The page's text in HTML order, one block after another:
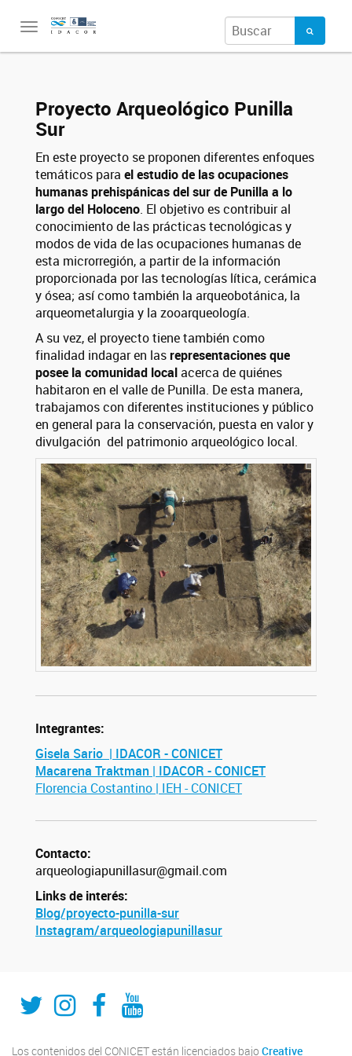
Toggle
Proyecto Arqueológico Punilla
Sur
En este proyecto se proponen diferentes enfoques
temáticos para el estudio de las ocupaciones
humanas prehispánicas del sur de Punilla a lo
largo del Holoceno. El objetivo es contribuir al
conocimiento de las prácticas tecnológicas y
modos de vida de las ocupaciones humanas de
esta microrregión, a partir de la información
proporcionada por las tecnologías lítica, cerámica
y ósea; así como también la arqueobotánica, la
arqueometalurgia y la zooarqueología.
A su vez, el proyecto tiene también como
finalidad indagar en lasrepresentaciones que
posee la comunidad localacerca de quiénes
habitaron en el valle de Punilla. De esta manera,
trabajamos con diferentes instituciones y público
en general para la conservación, puesta en valor y
divulgación del patrimonio arqueológico local.
Integrantes:
Gisela Sario | IDACOR - CONICET
Macarena Traktman | IDACOR - CONICET
Florencia Costantino | IEH - CONICET
Contacto:
arqueologiapunillasur@gmail.com
Links de interés:
Blog/proyecto-punilla-sur
Instagram/arqueologiapunillasur
Twitter
Instagram
Fecebook
Youtube
Los contenidos del CONICET están licenciados bajo Creative